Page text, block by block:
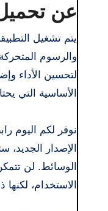
عن
يتم تشغيل
والرسوم
لتحسين الأداء
الأساسية التي
نوفر لكم اليوم
الوسائط. لن
الاستخدام،